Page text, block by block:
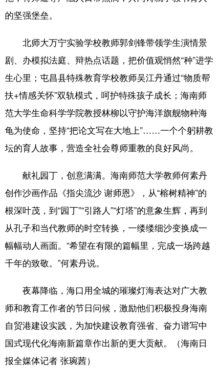
的坚强堡垒。
北师大万宁实验学校教师郭剑锋带领学生演情景
剧、办模拟法庭、辩热点话题，把价值观悄然“种”进学
生心里；屯昌县特殊教育学校教师吴江丹通过“物质帮
扶+情感关怀”双轨模式，呵护特殊孩子成长；海南师
范大学生命科学学院教授林柳以守护海洋旗舰物种海
龟为使命，坚持“把论文写在大地上”……一个个躬耕教
坛的育人故事，营造全社会尊师重教的良好风尚。
献礼园丁，创意满满。海南师范大学教师何素丹
创作沙画作品《指尖流沙 谢师恩》，从“榕树精神”的
根深叶茂，到“园丁”“引路人”“灯塔”的意象生辉，再到
从孔子和当代教师的时空转换，一缕缕细沙变换成一
幅幅动人画面。“希望在有限的篇幅里，完成一场跨越
千年的致敬。”何素丹说。
夜幕降临，海口用全城的璀璨灯海表达对广大教
师和教育工作者的节日问候，激励他们积极投身海南
自贸港建设实践，为加快建设教育强省、奋力谱写中
国式现代化海南新篇章作出新的更大贡献。（海南日
报全媒体记者 张琬茜）